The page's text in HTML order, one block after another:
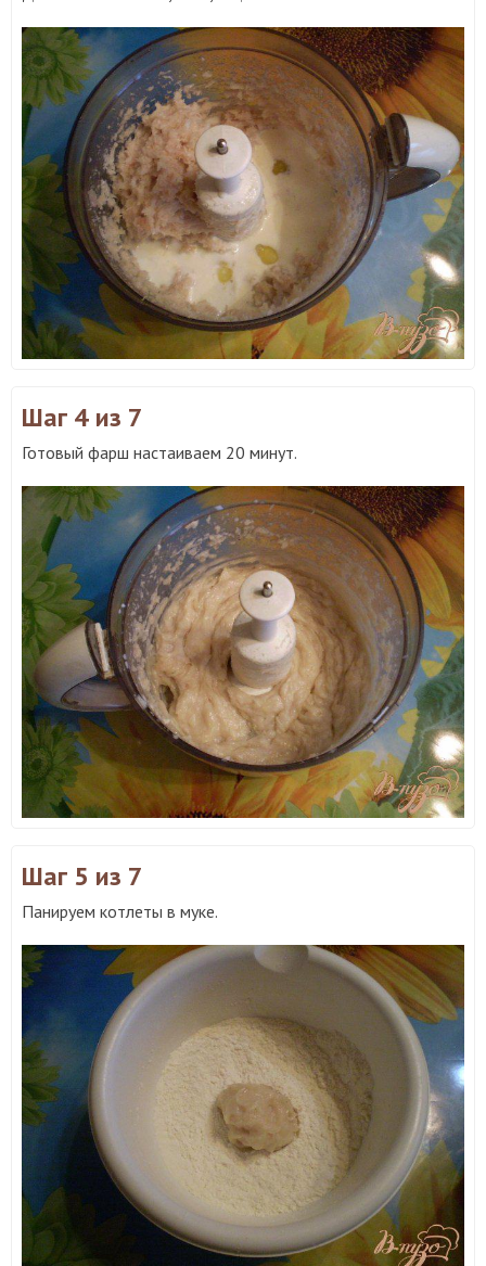
Шаг 4 из 7
Готовый фарш настаиваем 20 минут.
Шаг 5 из 7
Панируем котлеты в муке.